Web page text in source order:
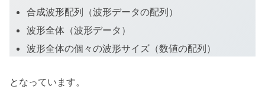
合成波形配列（波形データの配列）
波形全体（波形データ）
波形全体の個々の波形サイズ（数値の配列）
となっています。